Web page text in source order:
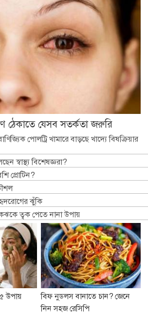
ঠেকাতে যেসব সতর্কতা জরুরি
পোলট্রি খামারে বাড়ছে খাদ্যে বিষক্রিয়ার
স্বাস্থ্য বিশেষজ্ঞরা?
প্রোটিন?
ঝুঁকি
ত্বক পেতে নানা উপায়
৫ উপায়
বিফ নুডলস বানাতে চান? জেনে
নিন সহজ রেসিপি